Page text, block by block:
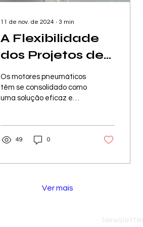
11 de nov. de 2024 ∙ 3 min
A Flexibilidade
dos Projetos de
Motores
Pneumáticos:
Soluções Sob
Medida para
Diferentes
Os motores pneumáticos
têm se consolidado como
uma solução eficaz e
o...
49 0
Ver mais
Newsletter